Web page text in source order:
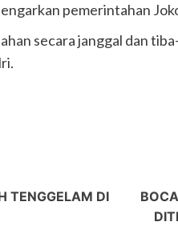
pemerintahan
secara janggal dan
TENGGELAM DI